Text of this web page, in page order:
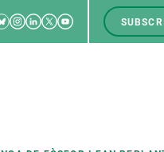
Instagram
Linkedin
TwitterYoutube